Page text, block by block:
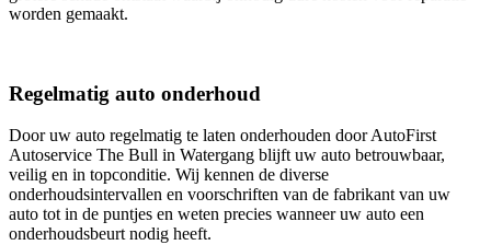
worden gemaakt.
Regelmatig auto onderhoud
Door uw auto regelmatig te laten onderhouden door AutoFirst
Autoservice The Bull in Watergang blijft uw auto betrouwbaar,
veilig en in topconditie. Wij kennen de diverse
onderhoudsintervallen en voorschriften van de fabrikant van uw
auto tot in de puntjes en weten precies wanneer uw auto een
onderhoudsbeurt nodig heeft.